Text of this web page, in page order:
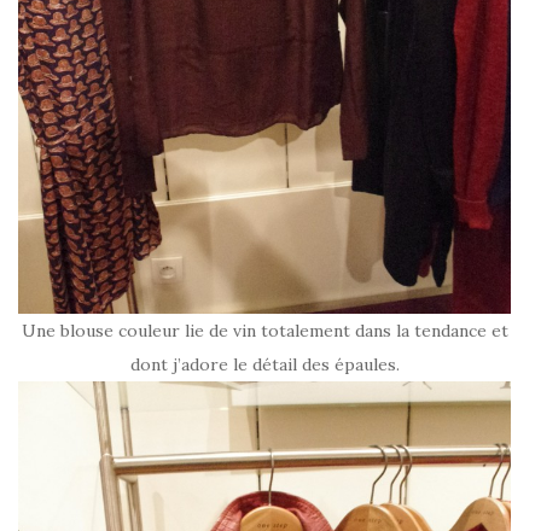
Une blouse couleur lie de vin totalement dans la tendance et
dont j’adore le détail des épaules.